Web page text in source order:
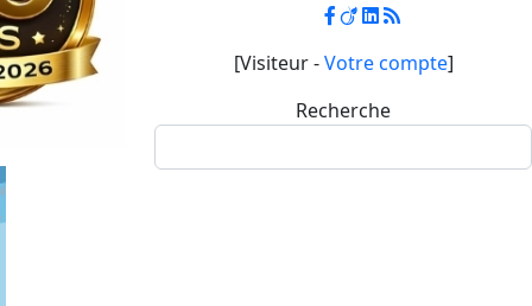
[Visiteur -Votre compte]
Recherche